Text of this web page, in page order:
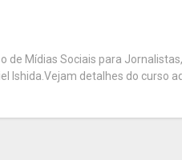
de Mídias Sociais para
Ishida.Vejam detalhes do curso